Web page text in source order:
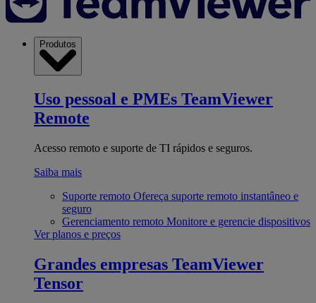
Produtos
Uso pessoal e PMEs TeamViewer
Remote
Acesso remoto e suporte de TI rápidos e seguros.
Saiba mais
Suporte remoto Ofereça suporte remoto instantâneo e
seguro
Gerenciamento remoto Monitore e gerencie dispositivos
Ver planos e preços
Grandes empresas TeamViewer
Tensor